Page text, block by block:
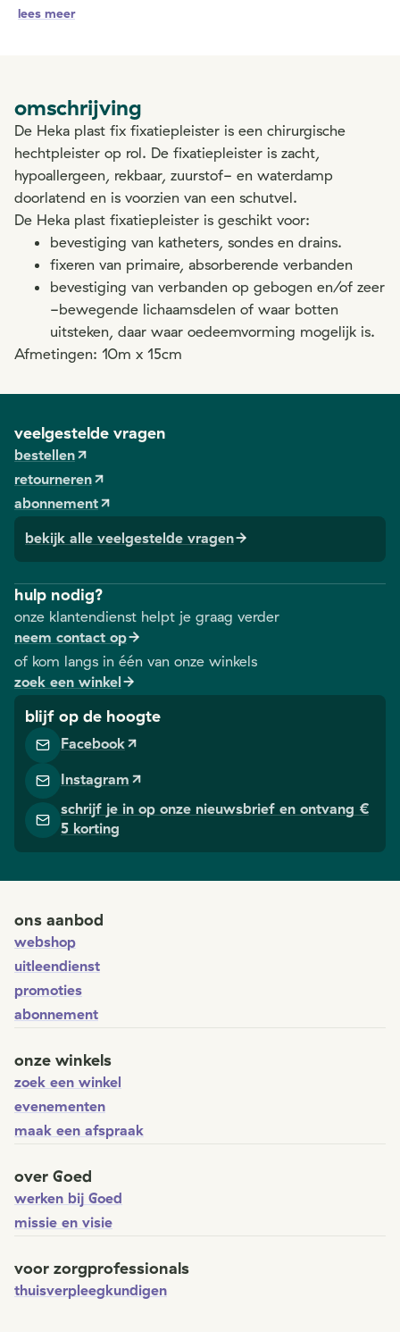
lees meer
omschrijving
De Heka plast fix fixatiepleister is een chirurgische
hechtpleister op rol. De fixatiepleister is zacht,
hypoallergeen, rekbaar, zuurstof- en waterdamp
doorlatend en is voorzien van een schutvel.
De Heka plast fixatiepleister is geschikt voor:
bevestiging van katheters, sondes en drains.
fixeren van primaire, absorberende verbanden
bevestiging van verbanden op gebogen en/of zeer
-bewegende lichaamsdelen of waar botten
uitsteken, daar waar oedeemvorming mogelijk is.
Afmetingen: 10m x 15cm
veelgestelde vragen
bestellen
retourneren
abonnement
bekijk alle veelgestelde vragen
hulp nodig?
onze klantendienst helpt je graag verder
neem contact op
of kom langs in één van onze winkels
zoek een winkel
blijf op de hoogte
Facebook
Instagram
schrijf je in op onze nieuwsbrief en ontvang €
5 korting
ons aanbod
webshop
uitleendienst
promoties
abonnement
onze winkels
zoek een winkel
evenementen
maak een afspraak
over Goed
werken bij Goed
missie en visie
voor zorgprofessionals
thuisverpleegkundigen